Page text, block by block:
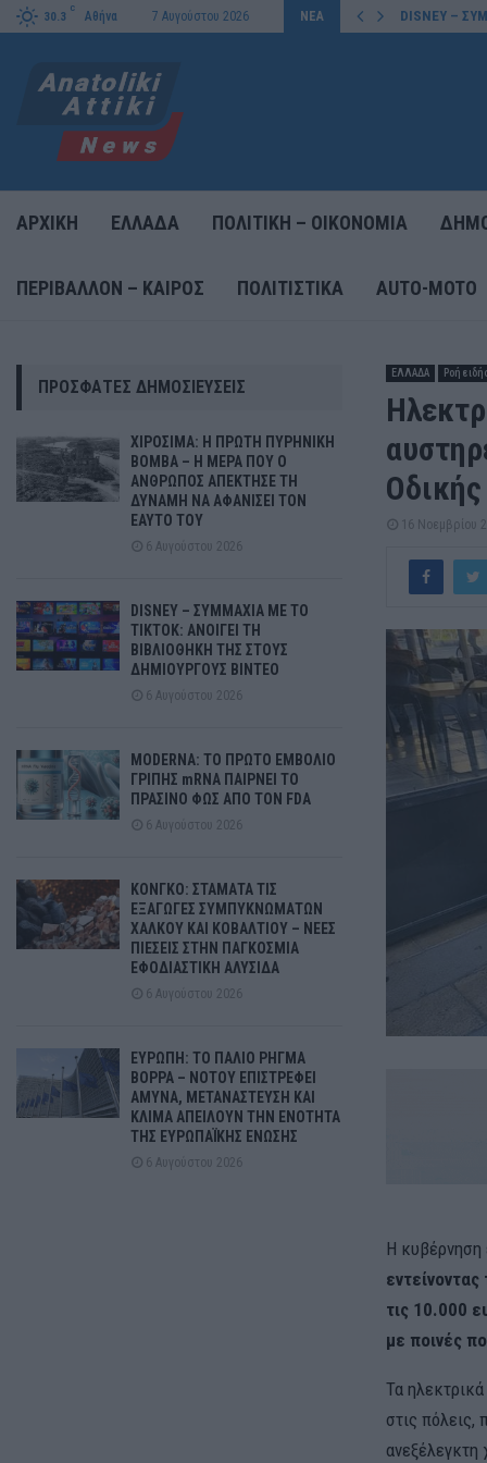
30.3
C
Αθήνα 7 Αυγούστου 2026 ΝΕΑ DISNEY –
ΑΡΧΙΚΗ ΕΛΛΑΔΑ ΠΟΛΙΤΙΚΗ – ΟΙΚΟΝΟΜΙΑ
ΠΕΡΙΒΑΛΛΟΝ – ΚΑΙΡΟΣ ΠΟΛΙΤΙΣΤΙΚΑ AUTO-MOTO
ΕΛΛΑΔΑ Ροή
16 Νοεμβρίου
Η κυβέρνηση
τις 10.000
με ποινές
Τα
στις πόλεις,
ΠΡΌΣΦΑΤΕΣ ΔΗΜΟΣΙΕΎΣΕΙΣ
ΧΙΡΟΣΙΜΑ: Η ΠΡΩΤΗ ΠΥΡΗΝΙΚΗ
ΒΟΜΒΑ – Η ΜΕΡΑ ΠΟΥ Ο
ΑΝΘΡΩΠΟΣ ΑΠΕΚΤΗΣΕ ΤΗ
ΔΥΝΑΜΗ ΝΑ ΑΦΑΝΙΣΕΙ ΤΟΝ
ΕΑΥΤΟ ΤΟΥ
6 Αυγούστου 2026
DISNEY – ΣΥΜΜΑΧΙΑ ΜΕ ΤΟ
TIKTOK: ΑΝΟΙΓΕΙ ΤΗ
ΒΙΒΛΙΟΘΗΚΗ ΤΗΣ ΣΤΟΥΣ
ΔΗΜΙΟΥΡΓΟΥΣ ΒΙΝΤΕΟ
6 Αυγούστου 2026
MODERNA: ΤΟ ΠΡΩΤΟ ΕΜΒΟΛΙΟ
ΓΡΙΠΗΣ mRNA ΠΑΙΡΝΕΙ ΤΟ
ΠΡΑΣΙΝΟ ΦΩΣ ΑΠΟ ΤΟΝ FDA
6 Αυγούστου 2026
ΚΟΝΓΚΟ: ΣΤΑΜΑΤΑ ΤΙΣ
ΕΞΑΓΩΓΕΣ ΣΥΜΠΥΚΝΩΜΑΤΩΝ
ΧΑΛΚΟΥ ΚΑΙ ΚΟΒΑΛΤΙΟΥ – ΝΕΕΣ
ΠΙΕΣΕΙΣ ΣΤΗΝ ΠΑΓΚΟΣΜΙΑ
ΕΦΟΔΙΑΣΤΙΚΗ ΑΛΥΣΙΔΑ
6 Αυγούστου 2026
ΕΥΡΩΠΗ: ΤΟ ΠΑΛΙΟ ΡΗΓΜΑ
ΒΟΡΡΑ – ΝΟΤΟΥ ΕΠΙΣΤΡΕΦΕΙ
ΑΜΥΝΑ, ΜΕΤΑΝΑΣΤΕΥΣΗ ΚΑΙ
ΚΛΙΜΑ ΑΠΕΙΛΟΥΝ ΤΗΝ ΕΝΟΤΗΤΑ
ΤΗΣ ΕΥΡΩΠΑΪΚΗΣ ΕΝΩΣΗΣ
6 Αυγούστου 2026